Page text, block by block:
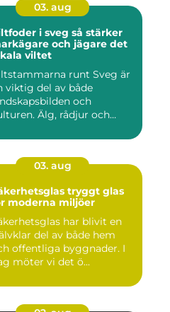
03. aug
i sveg så stärker
och jägare det
viltet
runt Sveg är
viktig del av både
och
Älg, rådjur och
03. aug
tryggt glas
moderna miljöer
har blivit en
del av både hem
offentliga byggnader. I
möter vi det ö...